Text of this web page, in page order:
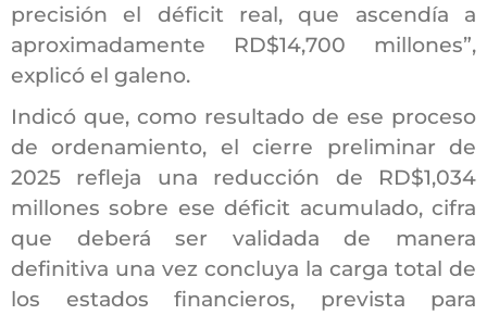
precisión el déficit real, que ascendía a
aproximadamente RD$14,700 millones”,
explicó el galeno.
Indicó que, como resultado de ese proceso
de ordenamiento, el cierre preliminar de
2025 refleja una reducción de RD$1,034
millones sobre ese déficit acumulado, cifra
que deberá ser validada de manera
definitiva una vez concluya la carga total de
los estados financieros, prevista para